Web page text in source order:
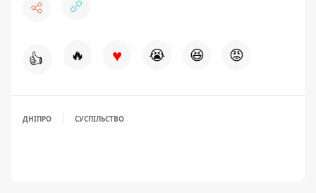
👍 🔥 ♥ 😭 😆 😡
ДНІПРО СУСПІЛЬСТВО